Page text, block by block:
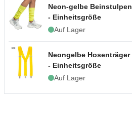
Neon-gelbe Beinstulpen
- Einheitsgröße
Auf Lager
Neongelbe Hosenträger
- Einheitsgröße
Auf Lager